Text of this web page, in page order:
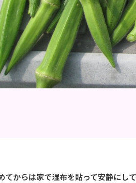
てからは家で湿布を貼って安静にし